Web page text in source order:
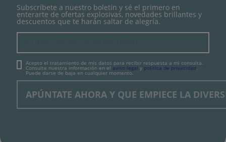
Subscríbete a nuestro boletín y sé el primero en
enterarte de ofertas explosivas, novedades brillantes y
descuentos que te harán saltar de alegría.
Acepto el tratamiento de mis datos para recibir respuesta a mi consulta.
Consulte nuestra información en el aviso legal y política de privacidad
Puede darse de baja en cualquier momento.